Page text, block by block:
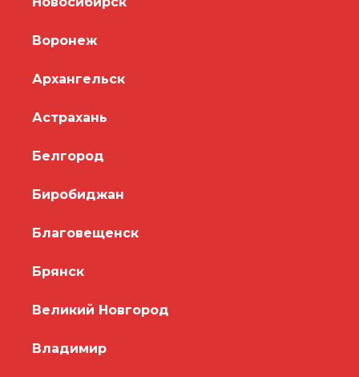
Воронеж
Архангельск
Астрахань
Белгород
Биробиджан
Благовещенск
Брянск
Великий Новгород
Владимир